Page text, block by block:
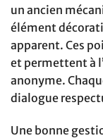
un ancien
élément
apparent. Ces
et permettent à
anonyme.
dialogue
Une bonne